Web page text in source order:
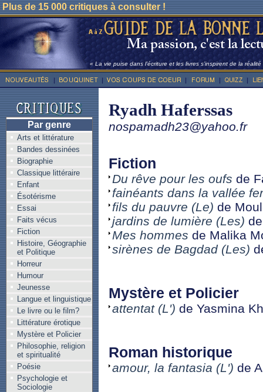
Plus de 15 000 critiques à consulter !
« La vie puise dans l’écriture et les livres s’inspirent de la
Par genre
Arts et littérature
Bandes dessinées
Biographie
Classique littéraire
Enfant
Ésotérisme
Essai
Faits vécus
Fiction
Histoire, Géographie
et Politique
Horreur
Humour
Jeunesse
Langue et linguistique
Le livre ou le film?
Littérature érotique
Mystère et Policier
Philosophie, religion
et spiritualité
Poésie
Psychologie et
Sociologie
Ryadh Haferssas
nospamadh23@yahoo.fr
Fiction
Du rêve pour les oufs de
fainéants dans la vallée
fils du pauvre (Le) de
jardins de lumière (Les)
Mes hommes de Malika
sirènes de Bagdad (Les)
Mystère et Policier
attentat (L') de Yasmina
Roman historique
amour, la fantasia (L') de